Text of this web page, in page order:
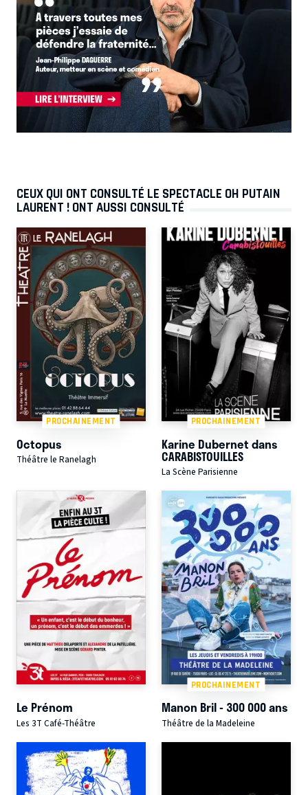
CEUX QUI ONT CONSULTÉ LE SPECTACLE OH PUTAIN
LAURENT ! ONT AUSSI CONSULTÉ
PROCHAINEMENT
Octopus
Théâtre le Ranelagh
PROCHAINEMENT
Karine Dubernet dans
CARABISTOUILLES
La Scène Parisienne
Le Prénom
Les 3T Café-Théâtre
PROCHAINEMENT
Manon Bril - 300 000 ans
Théâtre de la Madeleine